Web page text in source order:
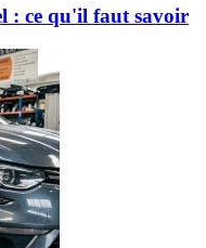
: ce qu'il faut savoir